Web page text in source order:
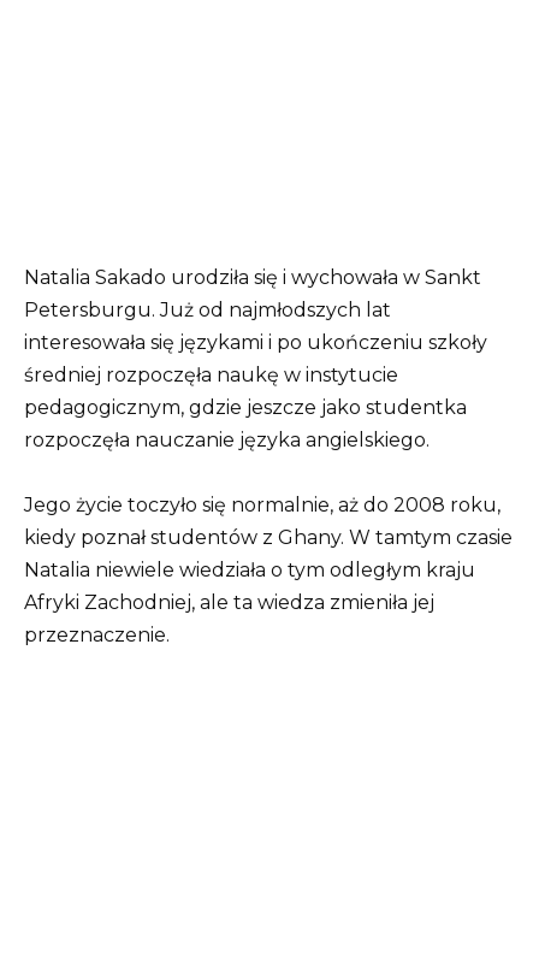
Natalia Sakado urodziła się i wychowała w Sankt
Petersburgu. Już od najmłodszych lat
interesowała się językami i po ukończeniu szkoły
średniej rozpoczęła naukę w instytucie
pedagogicznym, gdzie jeszcze jako studentka
rozpoczęła nauczanie języka angielskiego.
Jego życie toczyło się normalnie, aż do 2008 roku,
kiedy poznał studentów z Ghany. W tamtym czasie
Natalia niewiele wiedziała o tym odległym kraju
Afryki Zachodniej, ale ta wiedza zmieniła jej
przeznaczenie.